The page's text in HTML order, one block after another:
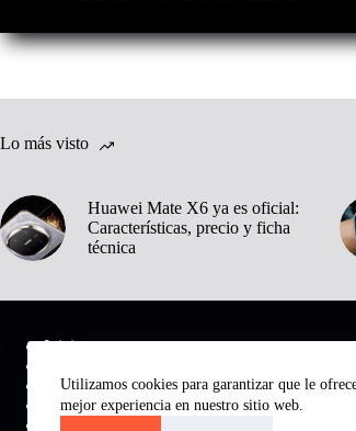
Utilizamos cookies para garantizar que le
mejor experiencia en nuestro sitio web.
Lo más visto
Huawei Mate X6 ya es oficial:
Características, precio y ficha
técnica
Inicio
Tecnología
Inteligencia Artificial